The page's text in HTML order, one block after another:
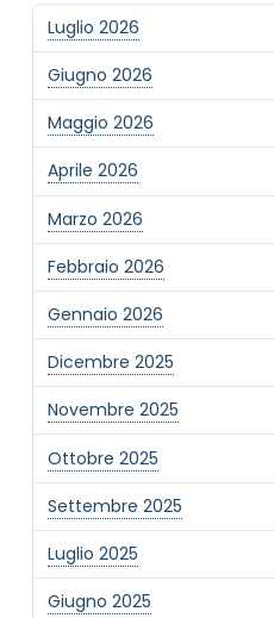
Luglio 2026
Giugno 2026
Maggio 2026
Aprile 2026
Marzo 2026
Febbraio 2026
Gennaio 2026
Dicembre 2025
Novembre 2025
Ottobre 2025
Settembre 2025
Luglio 2025
Giugno 2025